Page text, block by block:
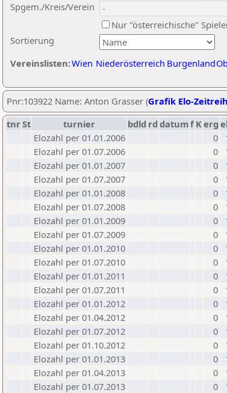
Sortierung
Spgem./Kreis/Verein
Nur "österreichische"
Vereinslisten:Wien Niederösterreich Burgenland
Pnr:103922 Name: Anton Grasser (Grafik Elo-
tnrSt turnier bdld rd datumf Kerg
Elozahl per 01.01.2006
0
Elozahl per 01.07.2006
0
Elozahl per 01.01.2007
0
Elozahl per 01.07.2007
0
Elozahl per 01.01.2008
0
Elozahl per 01.07.2008
0
Elozahl per 01.01.2009
0
Elozahl per 01.07.2009
0
Elozahl per 01.01.2010
0
Elozahl per 01.07.2010
0
Elozahl per 01.01.2011
0
Elozahl per 01.07.2011
0
Elozahl per 01.01.2012
0
Elozahl per 01.04.2012
0
Elozahl per 01.07.2012
0
Elozahl per 01.10.2012
0
Elozahl per 01.01.2013
0
Elozahl per 01.04.2013
0
Elozahl per 01.07.2013
0